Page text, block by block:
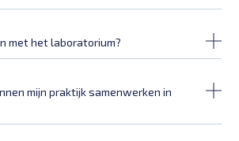
met het laboratorium?
mijn praktijk samenwerken in